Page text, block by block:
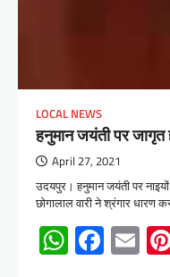
LOCAL NEWS
हनुमान जयंती पर जागृत
April 27, 2021
उदयपुर। हनुमान जयंती पर
छोगालाल वारी ने श्रंगार धारण